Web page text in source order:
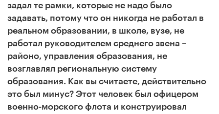
задал те рамки, которые не надо было
задавать, потому что он никогда не работал в
реальном образовании, в школе, вузе, не
работал руководителем среднего звена –
районо, управления образования, не
возглавлял региональную систему
образования. Как вы считаете, действительно
это был минус? Этот человек был офицером
военно-морского флота и конструировал